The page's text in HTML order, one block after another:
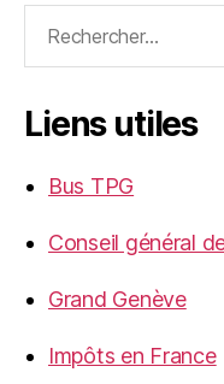
Liens utiles
Bus TPG
Conseil général
Grand Genève
Impôts en France